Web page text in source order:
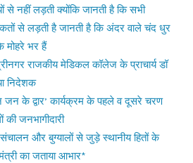
से नहीं लड़ती क्योंकि जानती है कि सभी
से लड़ती है जानती है कि अंदर वाले चंद धुर
मोहरे भर हैं
राजकीय मेडिकल कॉलेज के प्राचार्य डॉ
निदेशक
के द्वार’ कार्यक्रम के पहले व दूसरे चरण
जनभागीदारी
और बुग्यालों से जुड़े स्थानीय हितों के
का जताया आभार*